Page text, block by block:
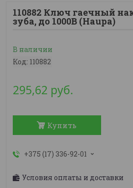
110882 Ключ гаечный
зуба, до 1000В (Haupa)
В наличии
Код: 110882
295,62 руб.
Купить
+375 (17) 336-92-01
Условия оплаты и доставки